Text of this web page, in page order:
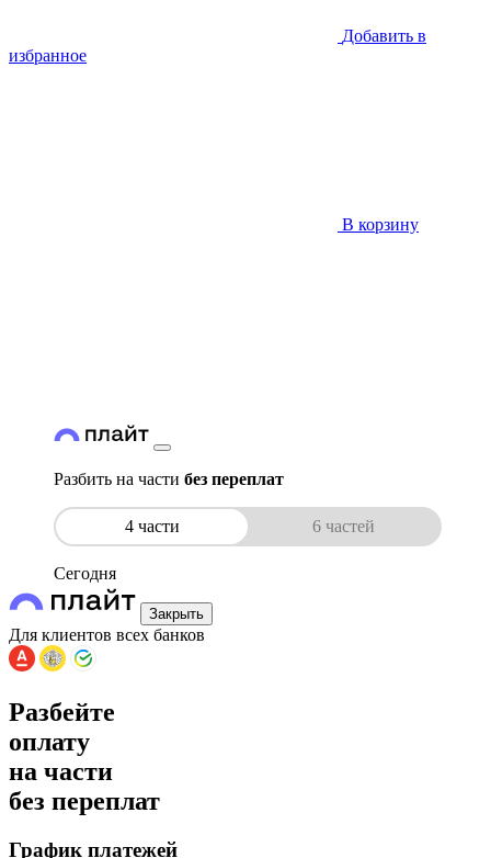
Добавить в
избранное
В корзину
Разбить на части без переплат
4 части 6 частей
Сегодня
Закрыть
Для клиентов всех банков
Разбейте
оплату
на части
без переплат
График платежей